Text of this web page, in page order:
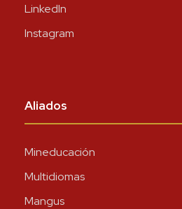
LinkedIn
Instagram
Aliados
Mineducación
Multidiomas
Mangus